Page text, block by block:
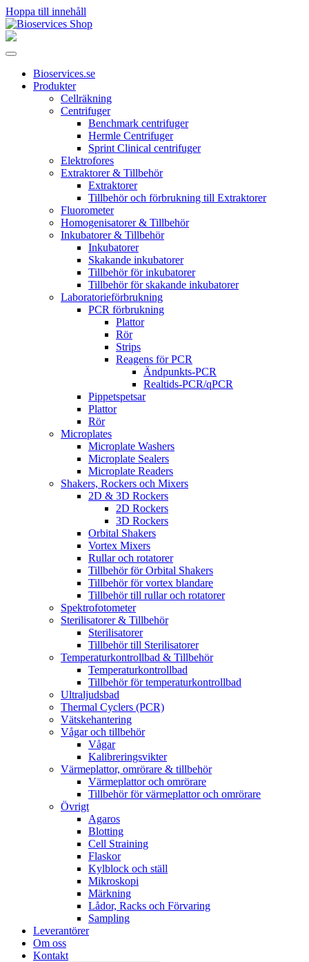
Hoppa till innehåll
Huvudnavigering
Bioservices.se
Produkter
Cellräkning
Centrifuger
Benchmark centrifuger
Hermle Centrifuger
Sprint Clinical centrifuger
Elektrofores
Extraktorer & Tillbehör
Extraktorer
Tillbehör och förbrukning till Extraktorer
Fluorometer
Homogenisatorer & Tillbehör
Inkubatorer & Tillbehör
Inkubatorer
Skakande inkubatorer
Tillbehör för inkubatorer
Tillbehör för skakande inkubatorer
Laboratorieförbrukning
PCR förbrukning
Plattor
Rör
Strips
Reagens för PCR
Ändpunkts-PCR
Realtids-PCR/qPCR
Pippetspetsar
Plattor
Rör
Microplates
Microplate Washers
Microplate Sealers
Microplate Readers
Shakers, Rockers och Mixers
2D & 3D Rockers
2D Rockers
3D Rockers
Orbital Shakers
Vortex Mixers
Rullar och rotatorer
Tillbehör för Orbital Shakers
Tillbehör för vortex blandare
Tillbehör till rullar och rotatorer
Spektrofotometer
Sterilisatorer & Tillbehör
Sterilisatorer
Tillbehör till Sterilisatorer
Temperaturkontrollbad & Tillbehör
Temperaturkontrollbad
Tillbehör för temperaturkontrollbad
Ultraljudsbad
Thermal Cyclers (PCR)
Vätskehantering
Vågar och tillbehör
Vågar
Kalibreringsvikter
Värmeplattor, omrörare & tillbehör
Värmeplattor och omrörare
Tillbehör för värmeplattor och omrörare
Övrigt
Agaros
Blotting
Cell Straining
Flaskor
Kylblock och ställ
Mikroskopi
Märkning
Lådor, Racks och Förvaring
Sampling
Leverantörer
Om oss
Kontakt